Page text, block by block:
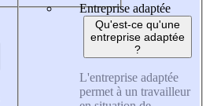
Entreprise adaptée
Qu'est-ce qu'une
entreprise adaptée
?
L'entreprise adaptée
permet à un travailleur